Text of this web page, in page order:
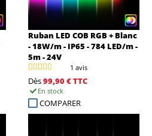
Ruban LED COB RGB + Blanc
- 18W/m - IP65 - 784 LED/m -
5m - 24V
1 avis
Dès99,90 €TTC
En stock
COMPARER